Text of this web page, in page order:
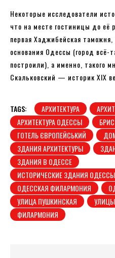
Некоторые исследователи
что на месте гостиницы до её
первая Хаджибейская
основания Одессы (город всё-
построили), а именно, такого
Скальковский — историк XIX
TAGS: АРХИТЕКТУРА
АРХИТЕКТУРА ОДЕССЫ
ГОТЕЛЬ ЄВРОПЕЙСЬКИЙ
ЗДАНИЯ АРХИТЕКТУРЫ
ЗДАНИЯ В ОДЕССЕ
ИСТОРИЧЕСКИЕ ЗДАНИЯ
ОДЕССКАЯ ФИЛАРМОНИЯ
УЛИЦА ПУШКИНСКАЯ
УЛИЦЫ
ФИЛАРМОНИЯ